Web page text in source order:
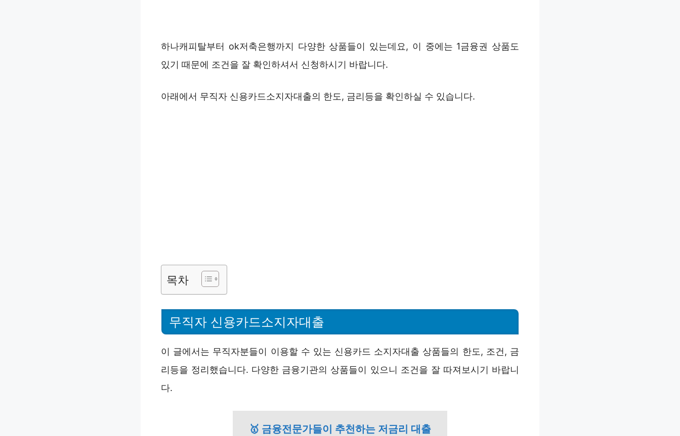
하나캐피탈부터 ok저축은행까지 다양한 상품들이 있는데요, 이 중에는 1금융권 상품도
있기 때문에 조건을 잘 확인하셔서 신청하시기 바랍니다.
아래에서 무직자 신용카드소지자대출의 한도, 금리등을 확인하실 수 있습니다.
목차
무직자 신용카드소지자대출
이 글에서는 무직자분들이 이용할 수 있는 신용카드 소지자대출 상품들의 한도, 조건, 금
리등을 정리했습니다. 다양한 금융기관의 상품들이 있으니 조건을 잘 따져보시기 바랍니
다.
🥇 금융전문가들이 추천하는 저금리 대출